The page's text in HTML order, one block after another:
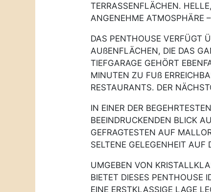
TERRASSENFLÄCHEN.
ANGENEHME ATMOSPHÄRE
DAS PENTHOUSE VERFÜGT
AUßENFLÄCHEN, DIE DAS
TIEFGARAGE GEHÖRT
MINUTEN ZU FUß
RESTAURANTS. DER
IN EINER DER
BEEINDRUCKENDEN BLICK
GEFRAGTESTEN AUF
SELTENE GELEGENHEIT AUF
UMGEBEN VON
BIETET DIESES PENTHOUSE
EINE ERSTKLASSIGE LAGE